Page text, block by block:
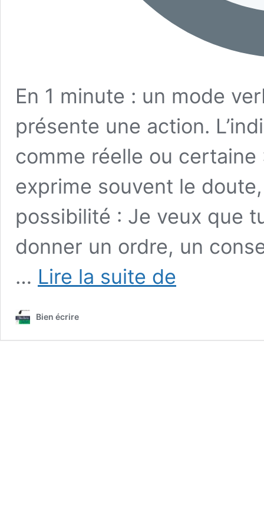
En 1 minute : un mode
présente une action.
comme réelle ou
exprime souvent le
possibilité : Je veux que
donner un ordre, un
… Lire la suite de
Bien écrire